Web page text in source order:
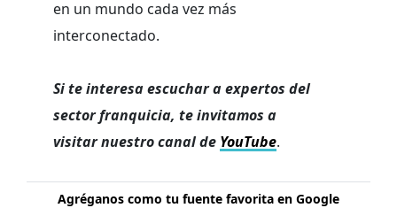
en un mundo cada vez más
interconectado.
Si te interesa escuchar a expertos del
sector franquicia, te invitamos a
visitar nuestro canal de YouTube.
Agréganos como tu fuente favorita en Google